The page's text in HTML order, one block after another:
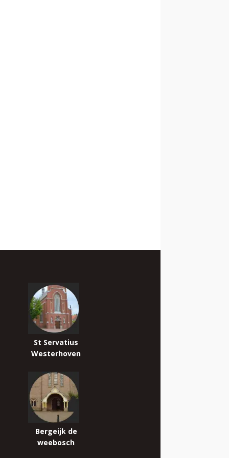
St Servatius
Westerhoven
Bergeijk de
weebosch